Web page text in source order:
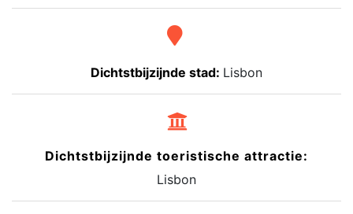
Dichtstbijzijnde stad: Lisbon
Dichtstbijzijnde toeristische attractie:
Lisbon